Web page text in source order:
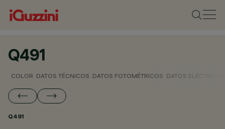
Q491
COLOR DATOS TÉCNICOS DATOS FOTOMÉTRICOS DATOS
Q491